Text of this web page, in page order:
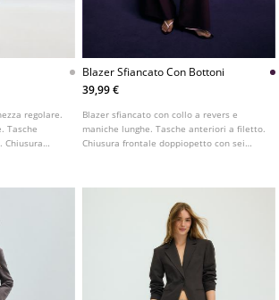
regolare.
Tasche
Blazer Sfiancato Con Bottoni
39,99 €
Blazer sfiancato con collo a revers e
maniche lunghe. Tasche anteriori a filetto.
Chiusura frontale doppiopetto con sei